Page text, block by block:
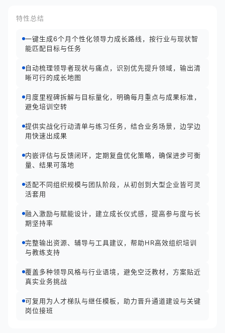
特性总结
一键生成6个月个性化领导力成长路线，按行业与现状智
能匹配目标与任务
自动梳理领导者现状与痛点，识别优先提升领域，输出清
晰可行的成长地图
月度里程碑拆解与目标量化，明确每月重点与成果标准，
避免培训空转
提供实战化行动清单与练习任务，结合业务场景，边学边
用快速出成果
内嵌评估与反馈闭环，定期复盘优化策略，确保进步可衡
量、结果可落地
适配不同组织规模与团队阶段，从初创到大型企业皆可灵
活套用
融入激励与赋能设计，建立成长仪式感，提高参与度与长
期坚持率
完整输出资源、辅导与工具建议，帮助HR高效组织培训
与教练支持
覆盖多种领导风格与行业语境，避免空泛教材，方案贴近
真实业务挑战
可复用为人才梯队与继任模板，助力晋升通道建设与关键
岗位接班